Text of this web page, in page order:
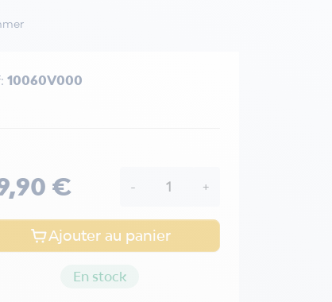
10060V000
€ - +
Ajouter au panier
En stock